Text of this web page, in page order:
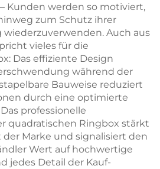
Kunden werden so motiviert,
zum Schutz ihrer
Auch aus
vieles für die
Das effiziente Design
während der
Bauweise reduziert
durch eine optimierte
professionelle
quadratischen Ringbox stärkt
Marke und signalisiert den
Wert auf hochwertige
jedes Detail der Kauf-